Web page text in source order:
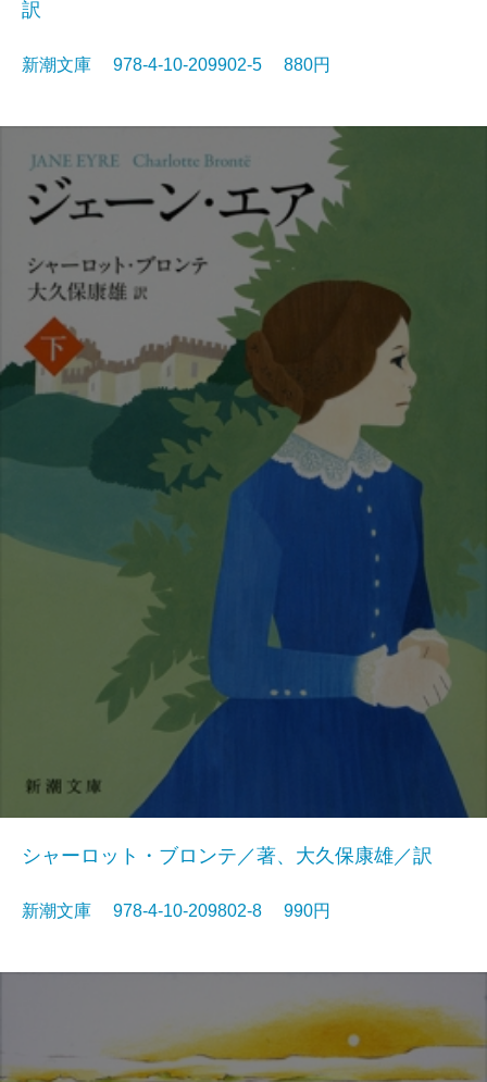
訳
新潮文庫 978-4-10-209902-5 880円
シャーロット・ブロンテ／著、大久保康雄／訳
新潮文庫 978-4-10-209802-8 990円